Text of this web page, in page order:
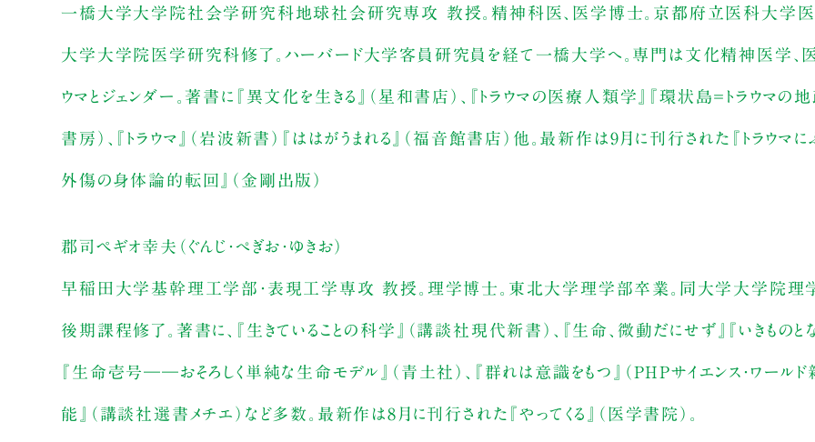
一橋大学大学院社会学研究科地球社会研究専攻 教授。精神科医、医学博士。京都府立医科大学医
大学大学院医学研究科修了。ハーバード大学客員研究員を経て一橋大学へ。専門は文化精神医学、医
ウマとジェンダー。著書に『異文化を生きる』（星和書店）、『トラウマの医療人類学』『環状島＝トラウマの
書房）、『トラウマ』（岩波新書）『ははがうまれる』（福音館書店）他。最新作は9月に刊行された『トラウ
外傷の身体論的転回』（金剛出版）
郡司ペギオ幸夫（ぐんじ・ぺぎお・ゆきお）
早稲田大学基幹理工学部・表現工学専攻 教授。理学博士。東北大学理学部卒業。同大学大学院理
後期課程修了。著書に、『生きていることの科学』（講談社現代新書）、『生命、微動だにせず』『いきものと
『生命壱号――おそろしく単純な生命モデル』（青土社）、『群れは意識をもつ』（PHPサイエンス・ワールド
能』（講談社選書メチエ）など多数。最新作は8月に刊行された『やってくる』（医学書院）。